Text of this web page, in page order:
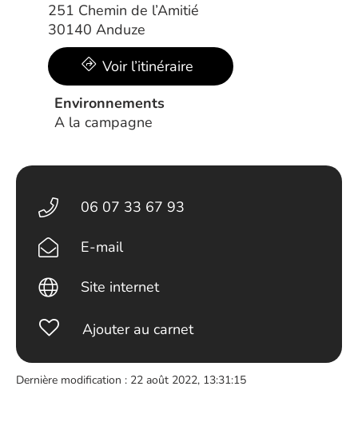
251 Chemin de l’Amitié
30140 Anduze
Voir l’itinéraire
Environnements
A la campagne
06 07 33 67 93
E-mail
Site internet
Ajouter au carnet
Dernière modification : 22 août 2022, 13:31:15